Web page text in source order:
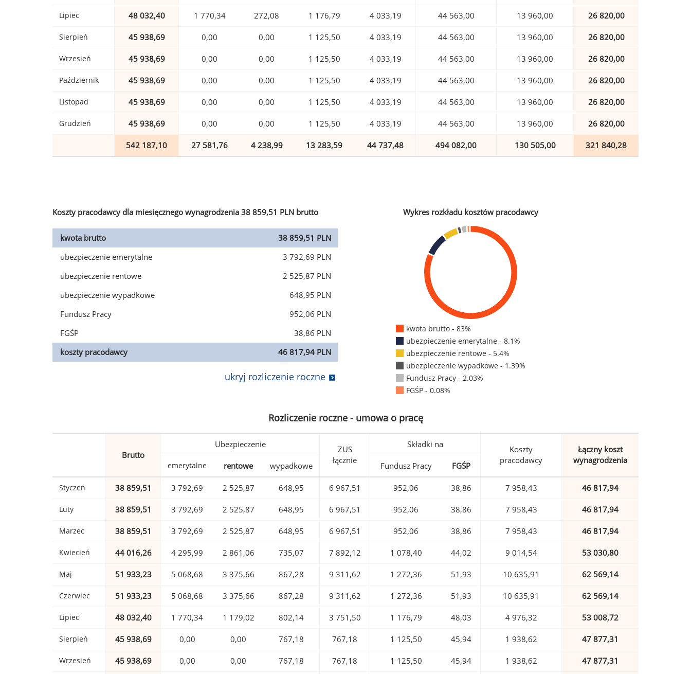
Lipiec 48 032,40 1 770,34 272,08 1 176,79 4 033,19 44 563,00 13 960,00 26 820,00
Sierpień 45 938,69 0,00 0,00 1 125,50 4 033,19 44 563,00 13 960,00 26 820,00
Wrzesień 45 938,69 0,00 0,00 1 125,50 4 033,19 44 563,00 13 960,00 26 820,00
Październik 45 938,69 0,00 0,00 1 125,50 4 033,19 44 563,00 13 960,00 26 820,00
Listopad 45 938,69 0,00 0,00 1 125,50 4 033,19 44 563,00 13 960,00 26 820,00
Grudzień 45 938,69 0,00 0,00 1 125,50 4 033,19 44 563,00 13 960,00 26 820,00
542 187,10 27 581,76 4 238,99 13 283,59 44 737,48 494 082,00 130 505,00 321 840,28
Koszty pracodawcy dla miesięcznego wynagrodzenia 38 859,51 PLN brutto
kwota brutto
38 859,51 PLN
ubezpieczenie emerytalne
3 792,69 PLN
ubezpieczenie rentowe
2 525,87 PLN
ubezpieczenie wypadkowe
648,95 PLN
Fundusz Pracy
952,06 PLN
FGŚP
38,86 PLN
koszty pracodawcy
46 817,94 PLN
ukryj rozliczenie roczne
Wykres rozkładu kosztów pracodawcy
kwota brutto - 83%
ubezpieczenie emerytalne - 8.1%
ubezpieczenie rentowe - 5.4%
ubezpieczenie wypadkowe - 1.39%
Fundusz Pracy - 2.03%
FGŚP - 0.08%
Rozliczenie roczne - umowa o pracę
Brutto
Ubezpieczenie
ZUS
łącznie
Składki na
Koszty
pracodawcy
Łączny koszt
wynagrodzenia
emerytalne rentowe wypadkowe Fundusz Pracy FGŚP
Styczeń 38 859,51 3 792,69 2 525,87 648,95 6 967,51 952,06 38,86 7 958,43 46 817,94
Luty 38 859,51 3 792,69 2 525,87 648,95 6 967,51 952,06 38,86 7 958,43 46 817,94
Marzec 38 859,51 3 792,69 2 525,87 648,95 6 967,51 952,06 38,86 7 958,43 46 817,94
Kwiecień 44 016,26 4 295,99 2 861,06 735,07 7 892,12 1 078,40 44,02 9 014,54 53 030,80
Maj 51 933,23 5 068,68 3 375,66 867,28 9 311,62 1 272,36 51,93 10 635,91 62 569,14
Czerwiec 51 933,23 5 068,68 3 375,66 867,28 9 311,62 1 272,36 51,93 10 635,91 62 569,14
Lipiec 48 032,40 1 770,34 1 179,02 802,14 3 751,50 1 176,79 48,03 4 976,32 53 008,72
Sierpień 45 938,69 0,00 0,00 767,18 767,18 1 125,50 45,94 1 938,62 47 877,31
Wrzesień 45 938,69 0,00 0,00 767,18 767,18 1 125,50 45,94 1 938,62 47 877,31